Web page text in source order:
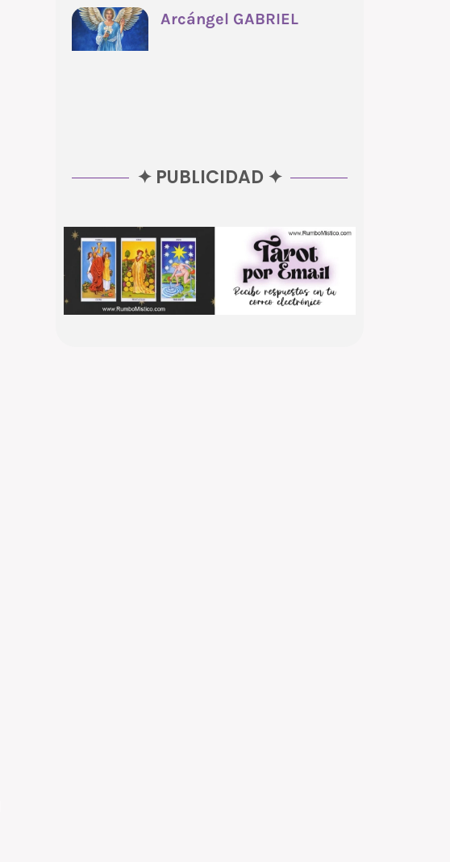
Arcángel GABRIEL
✦ PUBLICIDAD ✦